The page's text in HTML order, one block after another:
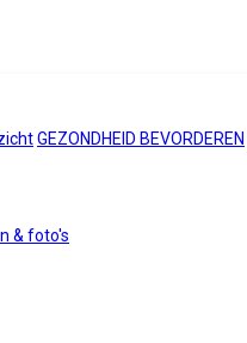
GEZONDHEID BEVORDEREN
& foto's